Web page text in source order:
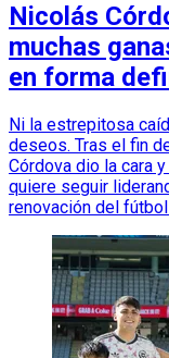
Nicolás
muchas
en forma
Ni la estrepitosa
deseos. Tras el fin
Córdova dio la cara
quiere seguir
renovación del